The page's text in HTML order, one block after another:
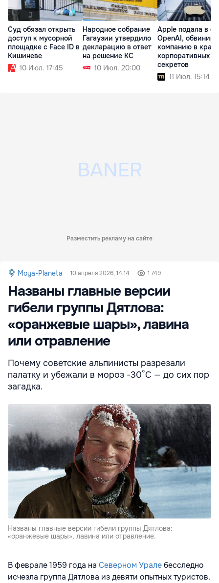
Суд обязал открыть
доступ к мусорной
площадке с Face ID в
Кишиневе
10 Июл. 17:45
Народное собрание
Гагаузии утвердило
декларацию в ответ
на решение КС
10 Июл. 20:00
Apple подала в
OpenAI, обвинив
компанию в
корпоративных
секретов
11 Июл. 15:14
Разместить рекламу на сайте
Moya-Planeta 10 апреля 2026, 14:14 1 749
Названы главные версии
гибели группы Дятлова:
«оранжевые шары», лавина
или отравление
Почему советские альпинисты разрезали
палатку и убежали в мороз -30°С — до сих пор
загадка.
Названы главные версии гибели группы Дятлова:
«оранжевые шары», лавина или отравление.
В феврале 1959 года на Северном Уралебесследно
исчезла группа Дятлова из девяти опытных туристов.